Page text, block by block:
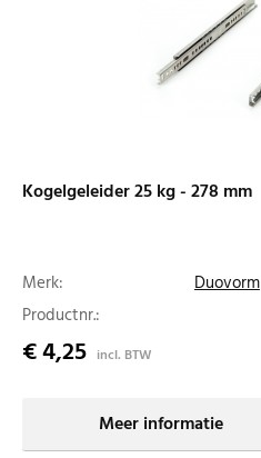
Kogelgeleider 25 kg - 278 mm
Merk:
Duovorm
Productnr.:
€ 4,25 incl. BTW
Meer informatie